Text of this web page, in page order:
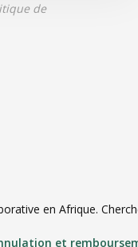
de
en Afrique.
et